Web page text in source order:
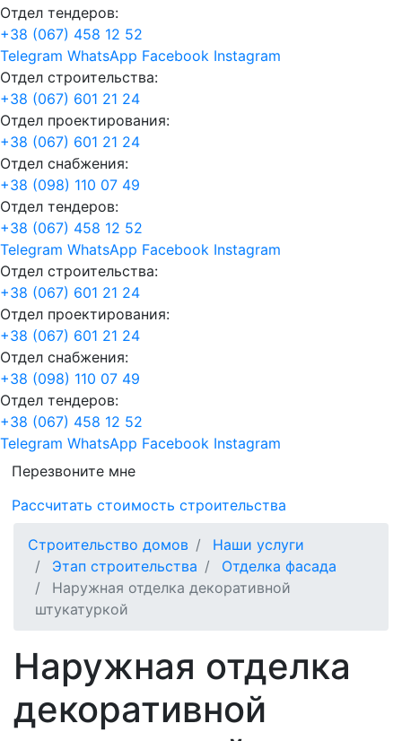
Отдел тендеров:
+38 (067) 458 12 52
Telegram WhatsApp Facebook Instagram
Отдел строительства:
+38 (067) 601 21 24
Отдел проектирования:
+38 (067) 601 21 24
Отдел снабжения:
+38 (098) 110 07 49
Отдел тендеров:
+38 (067) 458 12 52
Telegram WhatsApp Facebook Instagram
Отдел строительства:
+38 (067) 601 21 24
Отдел проектирования:
+38 (067) 601 21 24
Отдел снабжения:
+38 (098) 110 07 49
Отдел тендеров:
+38 (067) 458 12 52
Telegram WhatsApp Facebook Instagram
Перезвоните мне
Рассчитать стоимость строительства
Строительство домов
Наши услуги
Этап строительства
Отделка фасада
Наружная отделка декоративной
штукатуркой
Наружная отделка
декоративной